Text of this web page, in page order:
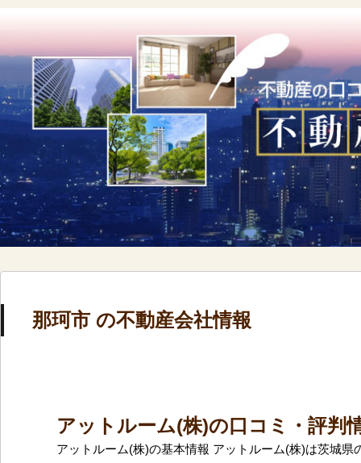
那珂市 の不動産会社情報
アットルーム(株)の口コミ・評判
アットルーム(株)の基本情報 アットルーム(株)は茨城県